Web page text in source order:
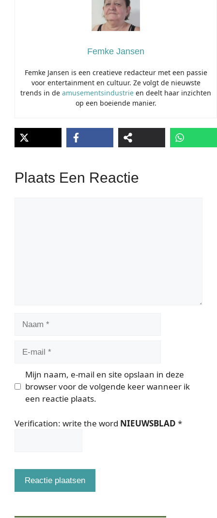
Femke Jansen
Femke Jansen is een creatieve redacteur met een passie
voor entertainment en cultuur. Ze volgt de nieuwste
trends in de amusementsindustrie en deelt haar inzichten
op een boeiende manier.
Plaats Een Reactie
Mijn naam, e-mail en site opslaan in deze
browser voor de volgende keer wanneer ik
een reactie plaats.
Verification: write the word NIEUWSBLAD *